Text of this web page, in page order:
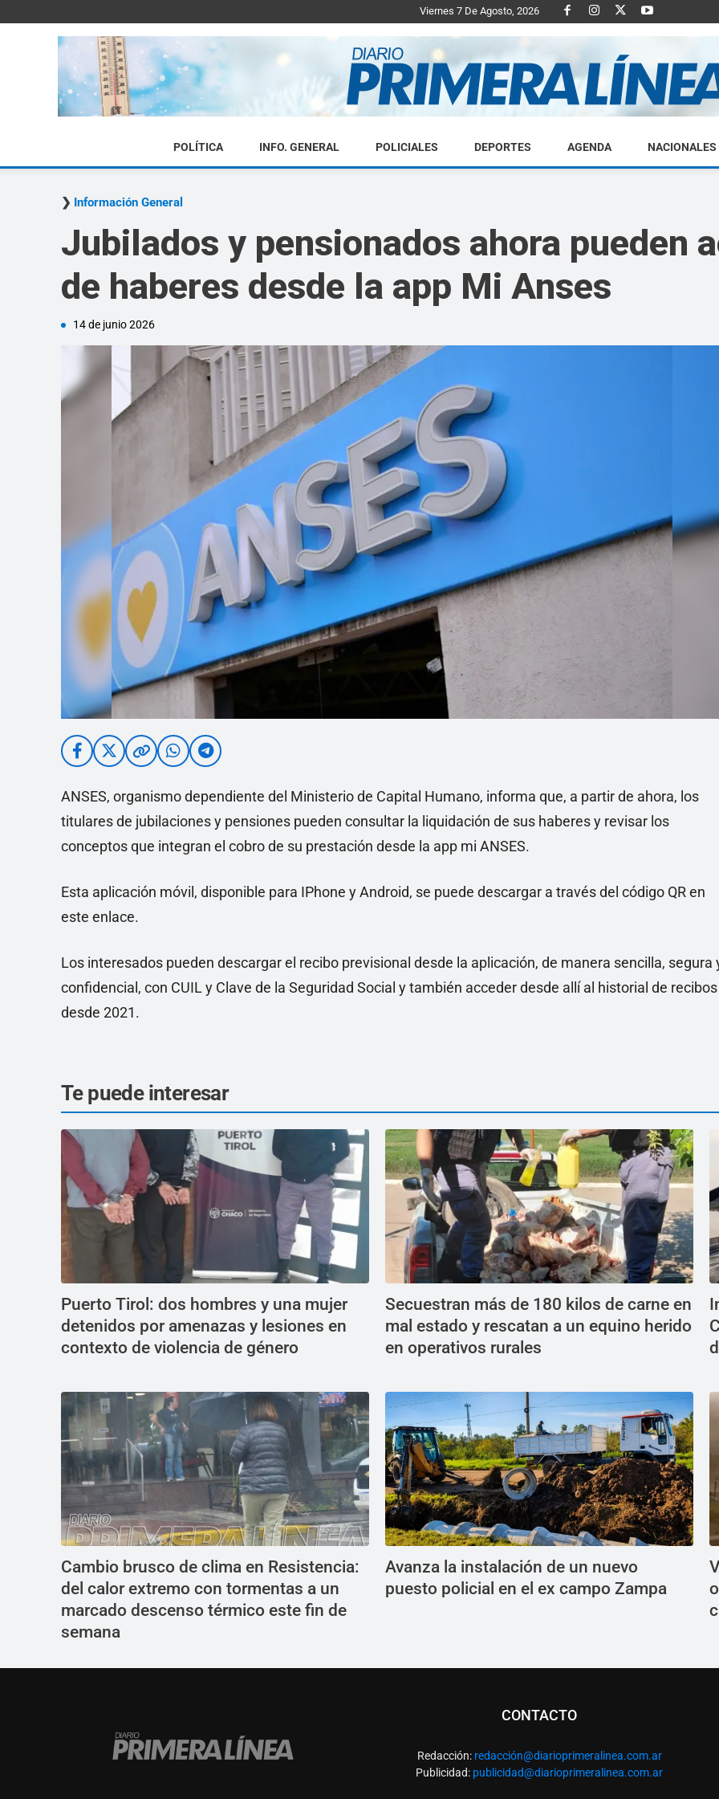
Viernes 7 De Agosto, 2026
Diario
POLÍTICA INFO. GENERAL POLICIALES DEPORTES AGENDA NACIONALES
Información General
Jubilados y pensionados ahora pueden
de haberes desde la app Mi Anses
14 de junio 2026
ANSES, organismo dependiente del Ministerio de Capital Humano, informa que, a partir de ahora, los
titulares de jubilaciones y pensiones pueden consultar la liquidación de sus haberes y revisar los
conceptos que integran el cobro de su prestación desde la app mi ANSES.
Esta aplicación móvil, disponible para IPhone y Android, se puede descargar a través del código QR en
este enlace.
Los interesados pueden descargar el recibo previsional desde la aplicación, de manera sencilla, segura
confidencial, con CUIL y Clave de la Seguridad Social y también acceder desde allí al historial de recibos
desde 2021.
Te puede interesar
Puerto Tirol: dos hombres y una mujer
detenidos por amenazas y lesiones en
contexto de violencia de género
Secuestran más de 180 kilos de carne en
mal estado y rescatan a un equino herido
en operativos rurales
Cambio brusco de clima en Resistencia:
del calor extremo con tormentas a un
marcado descenso térmico este fin de
semana
Avanza la instalación de un nuevo
puesto policial en el ex campo Zampa
CONTACTO
Redacción: redacción@diarioprimeralinea.com.ar
Publicidad: publicidad@diarioprimeralinea.com.ar